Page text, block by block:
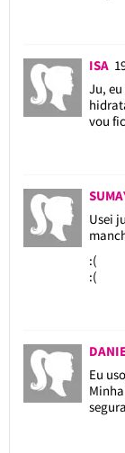
ISA
Ju,
vou
Usei
:(
:(
Eu